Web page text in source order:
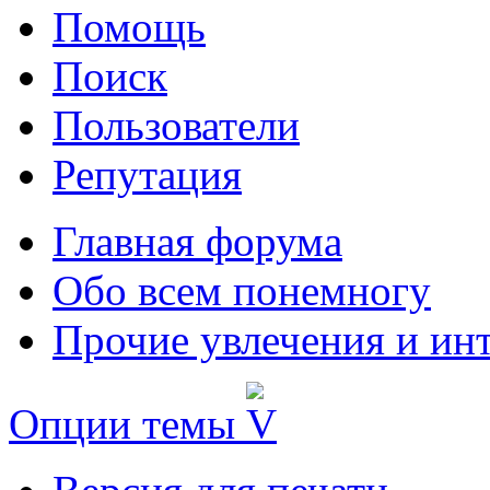
Помощь
Поиск
Пользователи
Репутация
Главная форума
Обо всем понемногу
Прочие увлечения и
Опции темы